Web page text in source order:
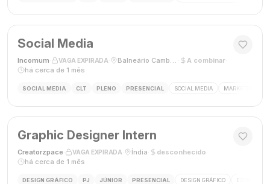
Social Media
Incomum VAGA EXPIRADA Balneário Camboriú, SC A combinar·
há cerca de 1 mês
SOCIAL MEDIA CLT PLENO PRESENCIAL SOCIAL MEDIA MARKETING
Graphic Designer Intern
Creatorzpace VAGA EXPIRADA Índia desconhecido
há cerca de 1 mês
DESIGN GRÁFICO PJ JÚNIOR PRESENCIAL DESIGN GRÁFICO ESTÁGIO